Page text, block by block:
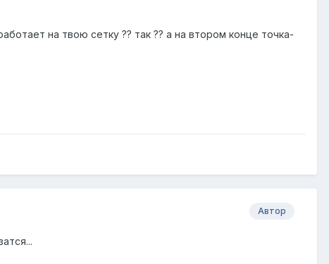
на твою сетку ?? так ?? а на втором конце точка-
Автор